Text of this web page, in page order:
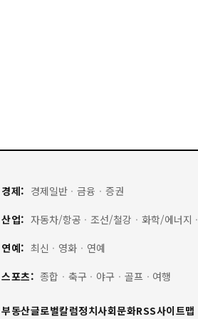
경제: 경제일반 · 금융 · 증권
산업: 자동차/항공 · 조선/철강 · 화학/에너지 ·
연예: 최신 · 영화 · 연예
스포츠: 종합 · 축구 · 야구 · 골프 · 여행
부동산글로벌칼럼정치사회문화RSS사이트맵